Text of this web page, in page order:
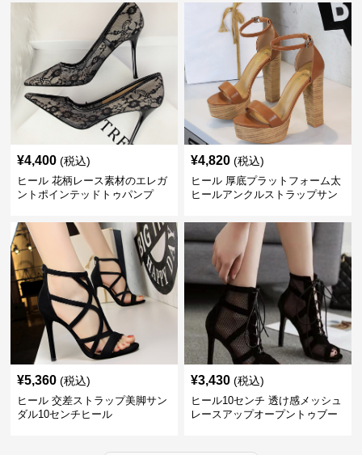
¥4,400 (税込)
ヒール 花柄レース素材のエレガ
ントポインテッドトゥパンプ
¥4,820 (税込)
ヒール 厚底プラットフォーム太
ヒールアンクルストラップサン
¥5,360 (税込)
ヒール 交差ストラップ美脚サン
ダル10センチヒール
¥3,430 (税込)
ヒール10センチ 透け感メッシュ
レースアップオープントゥブー